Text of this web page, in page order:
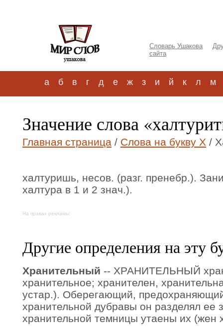
Словарь Ушакова
сайта
а б в г д е ж з и й к л м
Значение слова
Главная страница / Слова на букву Х /
халтуришь, несов. (разг. пренебр.).
халтура в 1 и 2 знач.).
На правах рекламы:
Другие определения на эту
Хранительный -- ХРАНИТЕЛЬНЫЙ
хранительное; хранителен,
устар.). Оберегающий,
хранительной дубравы он разделял
хранительной темницы утаены их (жен